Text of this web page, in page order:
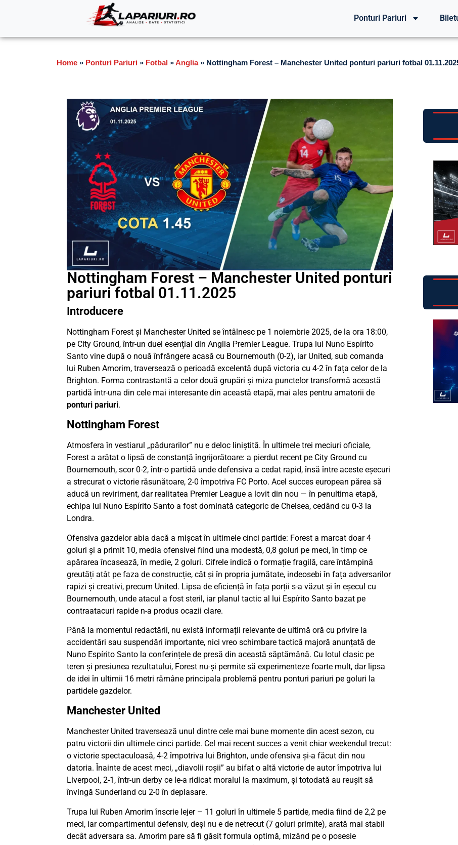
Ponturi Pariuri
Home » Ponturi Pariuri » Fotbal »Anglia» Nottingham Forest – Manchester United ponturi pariuri fotbal
Nottingham Forest – Manchester United ponturi
pariuri fotbal 01.11.2025
Introducere
Nottingham Forest și Manchester United se întâlnesc pe 1 noiembrie 2025, de la ora 18:00,
pe City Ground, într-un duel esențial din Anglia Premier League. Trupa lui Nuno Espírito
Santo vine după o nouă înfrângere acasă cu Bournemouth (0-2), iar United, sub comanda
lui Ruben Amorim, traversează o perioadă excelentă după victoria cu 4-2 în fața celor de la
Brighton. Forma contrastantă a celor două grupări și miza punctelor transformă această
partidă într-una din cele mai interesante din această etapă, mai ales pentru amatorii de
ponturi pariuri.
Nottingham Forest
Atmosfera în vestiarul „pădurarilor” nu e deloc liniștită. În ultimele trei meciuri oficiale,
Forest a arătat o lipsă de constanță îngrijorătoare: a pierdut recent pe City Ground cu
Bournemouth, scor 0-2, într-o partidă unde defensiva a cedat rapid, însă între aceste eșecuri
a strecurat o victorie răsunătoare, 2-0 împotriva FC Porto. Acel succes european părea să
aducă un reviriment, dar realitatea Premier League a lovit din nou — în penultima etapă,
echipa lui Nuno Espírito Santo a fost dominată categoric de Chelsea, cedând cu 0-3 la
Londra.
Ofensiva gazdelor abia dacă a mișcat în ultimele cinci partide: Forest a marcat doar 4
goluri și a primit 10, media ofensivei fiind una modestă, 0,8 goluri pe meci, în timp ce
apărarea încasează, în medie, 2 goluri. Cifrele indică o formație fragilă, care întâmpină
greutăți atât pe faza de construcție, cât și în propria jumătate, indeosebi în fața adversarilor
rapizi și creativi, precum United. Lipsa de eficiență în fața porții s-a văzut și în eșecul cu
Bournemouth, unde atacul a fost steril, iar planul tactic al lui Espírito Santo bazat pe
contraatacuri rapide n-a produs ocazii clare.
Până la momentul redactării, nu există informații relevante de ultimă oră cu privire la
accidentări sau suspendări importante, nici vreo schimbare tactică majoră anunțată de
Nuno Espírito Santo la conferințele de presă din această săptămână. Cu lotul clasic pe
teren și presiunea rezultatului, Forest nu-și permite să experimenteze foarte mult, dar lipsa
de idei în ultimii 16 metri rămâne principala problemă pentru ponturi pariuri pe goluri la
partidele gazdelor.
Manchester United
Manchester United traversează unul dintre cele mai bune momente din acest sezon, cu
patru victorii din ultimele cinci partide. Cel mai recent succes a venit chiar weekendul trecut:
o victorie spectaculoasă, 4-2 împotriva lui Brighton, unde ofensiva și-a făcut din nou
datoria. Înainte de acest meci, „diavolii roșii” au bifat o altă victorie de autor împotriva lui
Liverpool, 2-1, într-un derby ce le-a ridicat moralul la maximum, și totodată au reușit să
învingă Sunderland cu 2-0 în deplasare.
Trupa lui Ruben Amorim înscrie lejer – 11 goluri în ultimele 5 partide, media fiind de 2,2 pe
meci, iar compartimentul defensiv, deși nu e de netrecut (7 goluri primite), arată mai stabil
decât adversara sa. Amorim pare să fi găsit formula optimă, mizând pe o posesie